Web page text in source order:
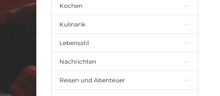
Kochen
Kulinarik
Lebensstil
Nachrichten
Reisen und Abenteuer